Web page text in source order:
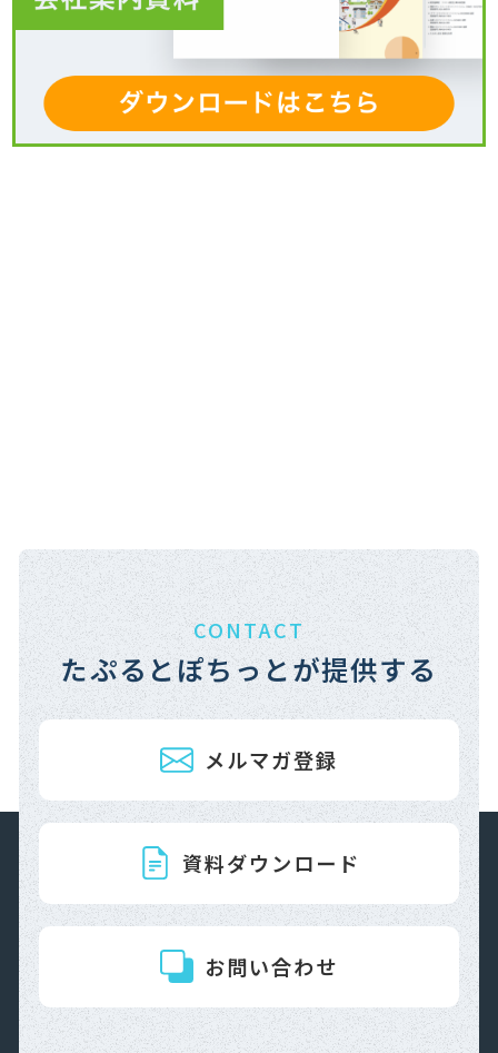
CONTACT
たぷるとぽちっとが提供する
メルマガ登録
資料ダウンロード
お問い合わせ